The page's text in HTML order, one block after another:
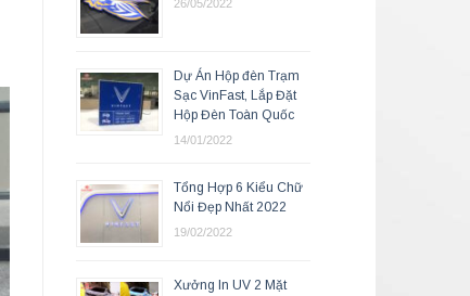
26/05/2022
Dự Án Hộp đèn Trạm
Sạc VinFast, Lắp Đặt
Hộp Đèn Toàn Quốc
14/01/2022
Tổng Hợp 6 Kiểu Chữ
Nổi Đẹp Nhất 2022
19/02/2022
Xưởng In UV 2 Mặt